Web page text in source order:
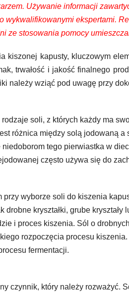
Używanie informacji
wykwalifikowanymi ekspertami.
ze stosowania pomocy
kiszonej kapusty, kluczowym
trwałość i jakość finalnego
należy wziąć pod uwagę przy
soli, z których każdy ma
różnica między solą jodowaną
tego pierwiastka w
często używa się do
przy wyborze soli do kiszenia
kryształki, grube kryształy
i proces kiszenia. Sól o
rozpoczęcia procesu
fermentacji.
czynnik, który należy rozważyć.